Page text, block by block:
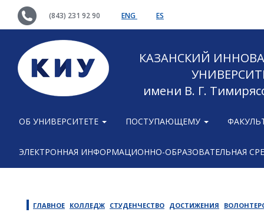
(843) 231 92 90 ENG ES
КАЗАНСКИЙ
имени В. Г.
ОБ УНИВЕРСИТЕТЕ ПОСТУПАЮЩЕМУ
ЭЛЕКТРОННАЯ ИНФОРМАЦИОННО-ОБРАЗОВАТЕЛЬНАЯ
ГЛАВНОЕ КОЛЛЕДЖ СТУДЕНЧЕСТВО ДОСТИЖЕНИЯ